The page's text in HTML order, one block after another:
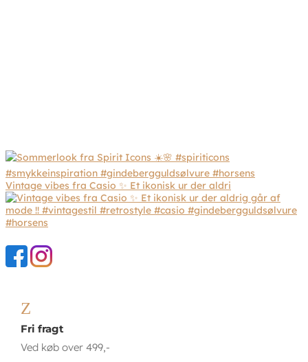
Vintage vibes fra Casio ✨ Et ikonisk ur der aldri
Z
Fri fragt
Ved køb over 499,-